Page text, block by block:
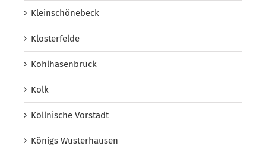
Kleinschönebeck
Klosterfelde
Kohlhasenbrück
Kolk
Köllnische Vorstadt
Königs Wusterhausen